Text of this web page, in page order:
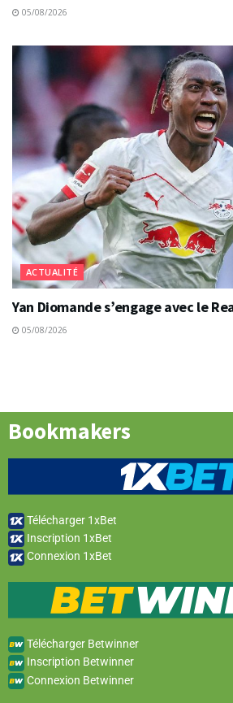
05/08/2026
ACTUALITÉ
Yan Diomande s’engage avec le
05/08/2026
Bookmakers
Télécharger 1xBet
Inscription 1xBet
Connexion 1xBet
Télécharger Betwinner
Inscription Betwinner
Connexion Betwinner